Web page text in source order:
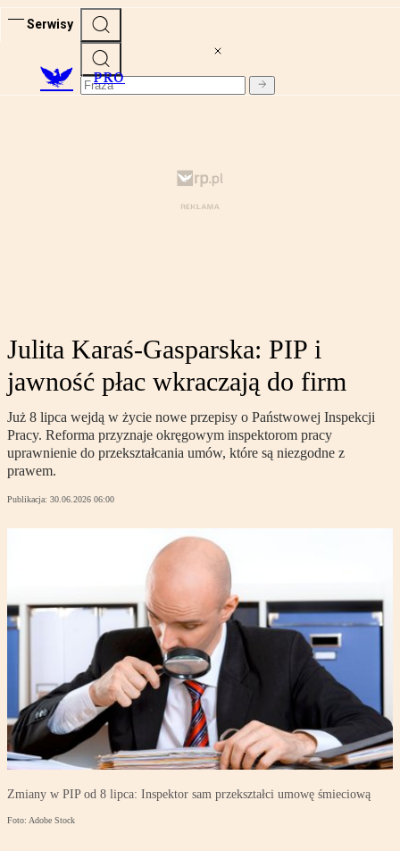
Serwisy
PRO
Julita Karaś-Gasparska: PIP i
jawność płac wkraczają do firm
Już 8 lipca wejdą w życie nowe przepisy o Państwowej Inspekcji
Pracy. Reforma przyznaje okręgowym inspektorom pracy
uprawnienie do przekształcania umów, które są niezgodne z
prawem.
Publikacja: 30.06.2026 06:00
Zmiany w PIP od 8 lipca: Inspektor sam przekształci umowę śmieciową
Foto: Adobe Stock